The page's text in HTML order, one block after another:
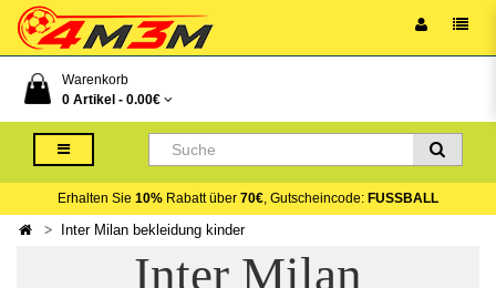
Warenkorb
0 Artikel - 0.00€
Erhalten Sie 10% Rabatt über 70€, Gutscheincode: FUSSBALL
Inter Milan bekleidung kinder
Inter Milan